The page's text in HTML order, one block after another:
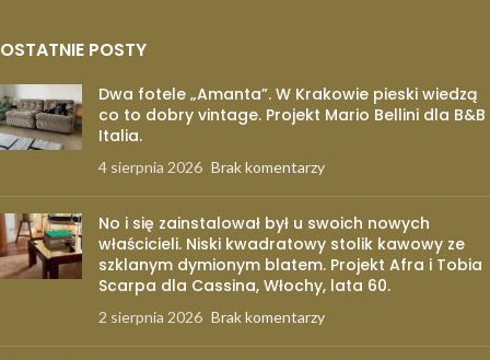
OSTATNIE POSTY
Dwa fotele „Amanta”. W Krakowie pieski wiedzą
co to dobry vintage. Projekt Mario Bellini dla B&B
Italia.
4 sierpnia 2026 Brak komentarzy
No i się zainstalował był u swoich nowych
właścicieli. Niski kwadratowy stolik kawowy ze
szklanym dymionym blatem. Projekt Afra i Tobia
Scarpa dla Cassina, Włochy, lata 60.
2 sierpnia 2026 Brak komentarzy